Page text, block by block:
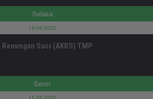
Selasa
16-08-2022
Suci (AKRS) TMP
Senin
15-08-2022